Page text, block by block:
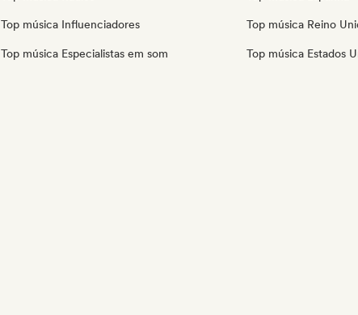
Top música Influenciadores
Top música Especialistas em som
Top música Reino
Top música Estados